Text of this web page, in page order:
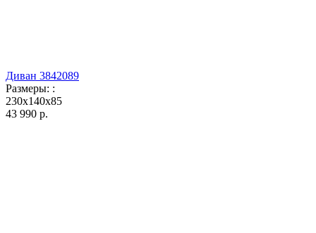
Диван 3842089
Размеры: :
230x140x85
43 990 р.